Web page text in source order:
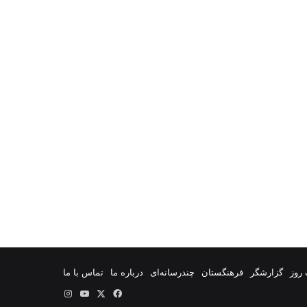
گزارشگر فرهنگستان چندرسانه‌ای درباره ما
تماس با ما
فیس
یوتیوب